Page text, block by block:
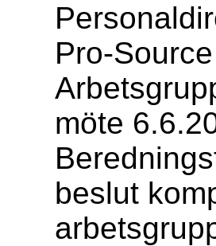
Pro-
möte
beslut